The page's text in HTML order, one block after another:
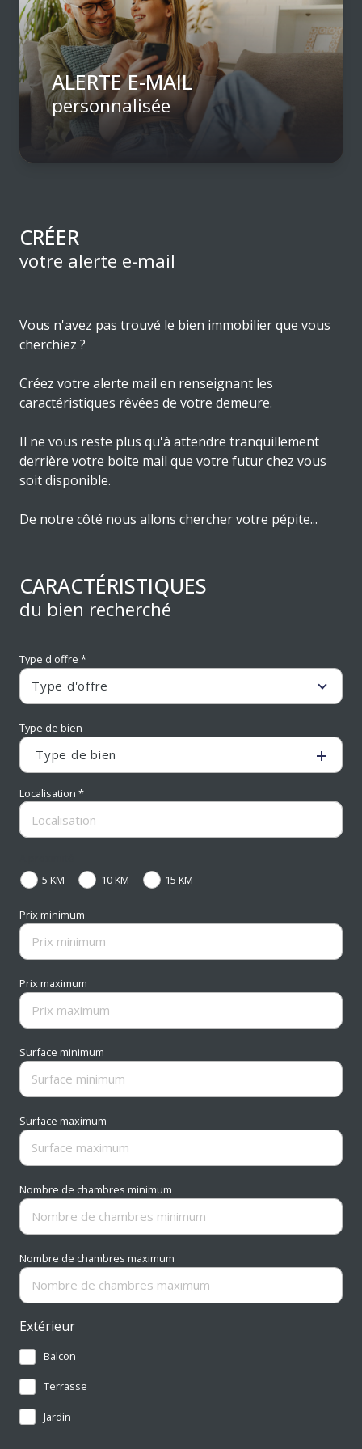
ESTIMATION
RESIDENCE
DE
SERVICE
ASSURANCE
EMPRUNTEUR
LES
PRODUITS
STRUCTURES
ALERTE E-MAIL
personnalisée
CRÉER
votre alerte e-mail
Vous n'avez pas trouvé le bien immobilier que vous
cherchiez ?
Créez votre alerte mail en renseignant les
caractéristiques rêvées de votre demeure.
Il ne vous reste plus qu'à attendre tranquillement
derrière votre boite mail que votre futur chez vous
soit disponible.
De notre côté nous allons chercher votre pépite...
CARACTÉRISTIQUES
du bien recherché
Type d'offre *
Type d'offre
Type de bien
Type de bien
Localisation *
5 KM
10 KM 15 KM
Prix minimum
Prix maximum
Surface minimum
Surface maximum
Nombre de chambres minimum
Nombre de chambres maximum
Extérieur
Balcon
Terrasse
Jardin